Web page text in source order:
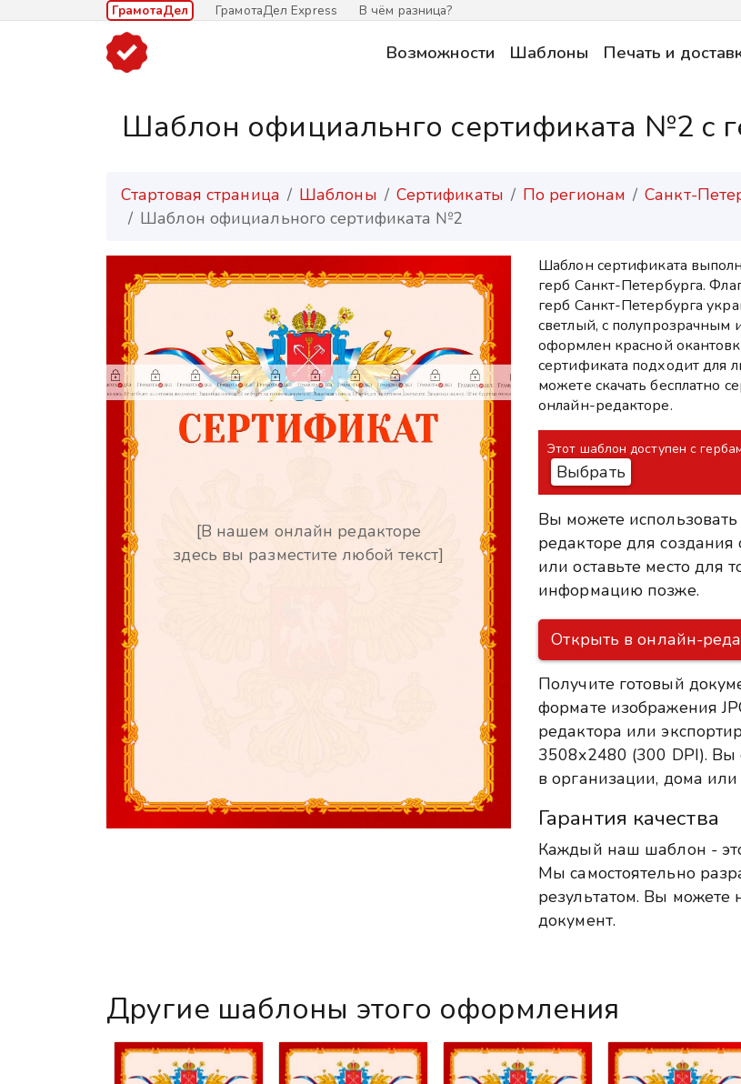
ГрамотаДел ГрамотаДел Express В чём разница?
Возможности Шаблоны Печать и
Шаблон официальнго сертификата №2 c
Стартовая страница Шаблоны Сертификаты По регионам
Санкт-
Шаблон официального сертификата №2
[В нашем онлайн редакторе
здесь вы разместите любой текст]
Шаблон сертификата
герб Санкт-Петербурга.
герб Санкт-Петербурга
светлый, с
оформлен красной
сертификата подходит
можете скачать бесплатно
онлайн-редакторе.
Этот шаблон доступен с
Выбрать
Вы можете
редакторе для
или оставьте место для
информацию позже.
Открыть в онлайн-
Получите готовый
формате изображения
редактора или
3508x2480 (300 DPI). Вы
в организации, дома
Гарантия качества
Каждый наш шаблон -
Мы самостоятельно
результатом. Вы можете
документ.
Другие шаблоны этого оформления